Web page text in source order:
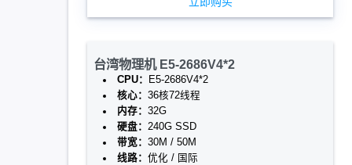
台湾物理机 E5-2686V4*2
CPU：
E5-2686V4*2
核心： 36核72线程
内存： 32G
硬盘： 240G SSD
带宽： 30M / 50M
线路： 优化 / 国际